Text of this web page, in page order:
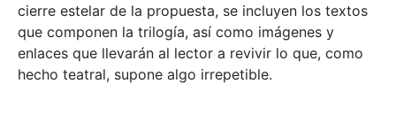
cierre estelar de la propuesta, se incluyen los textos
que componen la trilogía, así como imágenes y
enlaces que llevarán al lector a revivir lo que, como
hecho teatral, supone algo irrepetible.